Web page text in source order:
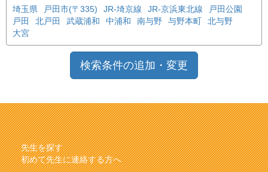
埼玉県 戸田市(〒335) JR-埼京線 JR-京浜東北線
戸田公園
戸田
北戸田 武蔵浦和 中浦和 南与野 与野本町
北与野
大宮
検索条件の追加・変更
先生を探す
初めて先生に連絡する方へ